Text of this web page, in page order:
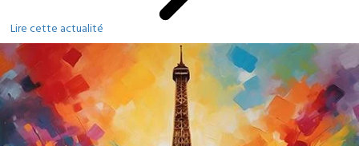
Lire cette actualité